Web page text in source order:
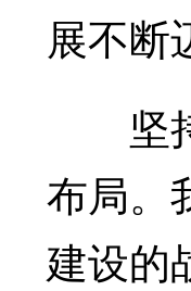
展不断
坚持
布局。
建设的